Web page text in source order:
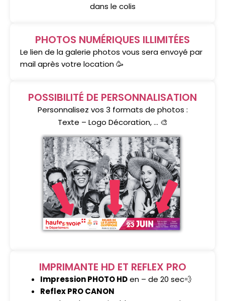
dans le colis
PHOTOS NUMÉRIQUES ILLIMITÉES
Le lien de la galerie photos vous sera envoyé par
mail après votre location 🥳
POSSIBILITÉ DE PERSONNALISATION
Personnalisez vos 3 formats de photos :
Texte – Logo Décoration, … 🎨
IMPRIMANTE HD ET REFLEX PRO
Impression PHOTO HDen – de 20 sec💨
Reflex PRO CANON